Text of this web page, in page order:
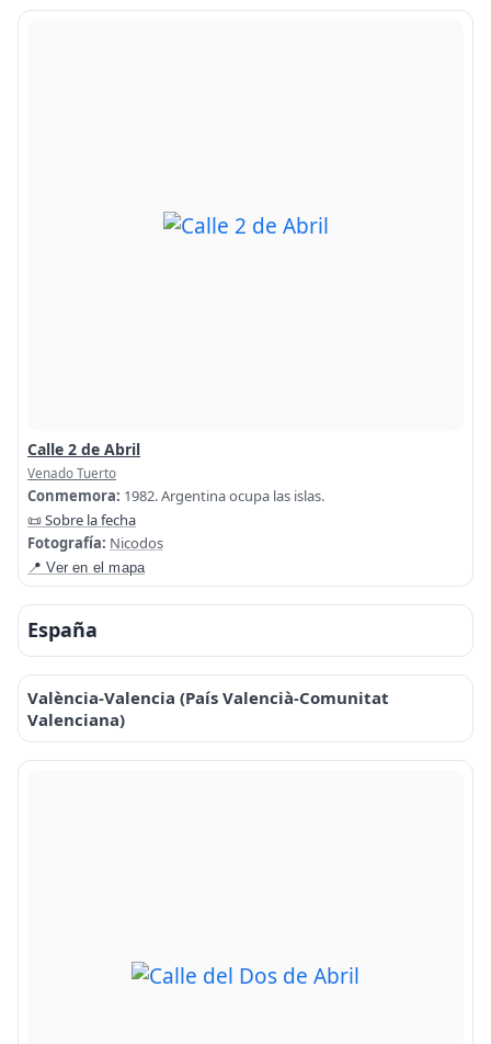
Calle 2 de Abril
Venado Tuerto
Conmemora: 1982. Argentina ocupa las islas.
📜 Sobre la fecha
Fotografía: Nicodos
📍 Ver en el mapa
España
València-Valencia (País Valencià-Comunitat
Valenciana)